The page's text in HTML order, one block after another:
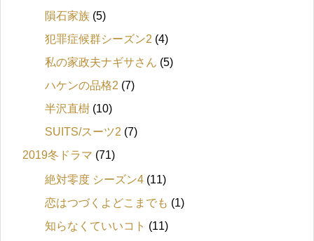
隕石家族 (5)
犯罪症候群シーズン2 (4)
私の家政夫ナギサさん (5)
ハケンの品格2 (7)
半沢直樹 (10)
SUITS/スーツ2 (7)
2019冬ドラマ (71)
絶対零度 シーズン4 (11)
恋はつづくよどこまでも (1)
知らなくていいコト (11)